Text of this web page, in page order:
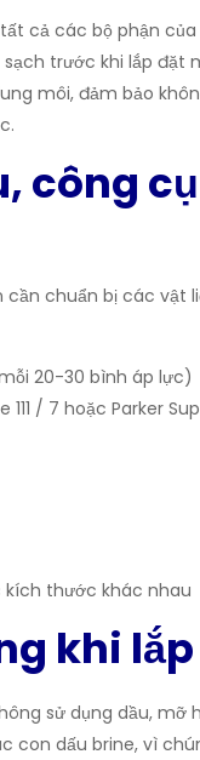
cả các bộ phận
trước khi lắp đặt
môi, đảm bảo
công
cần chuẩn bị các vật
20-30 bình áp lực)
/ 7 hoặc Parker
kích thước khác nhau
khi
sử dụng dầu, mỡ
con dấu brine, vì